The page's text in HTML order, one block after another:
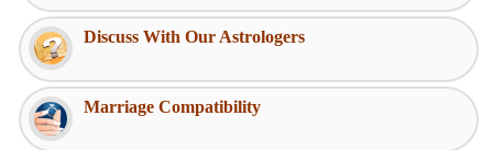
Discuss With Our Astrologers
Marriage Compatibility